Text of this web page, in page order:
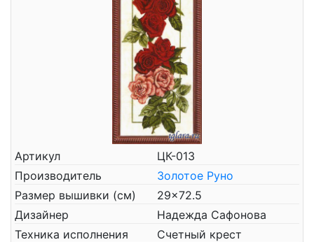
Артикул
ЦК-013
Производитель
Золотое Руно
Размер вышивки (см)
29x72.5
Дизайнер
Надежда Сафонова
Техника исполнения
Счетный крест